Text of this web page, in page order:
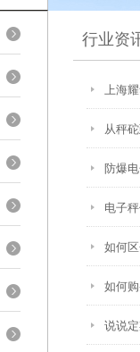
行业资
上海
从秤
防爆
电子
如何
如何
说说